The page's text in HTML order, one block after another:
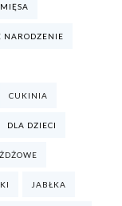
NARODZENIE
CUKINIA
DLA DZIECI
JABŁKA